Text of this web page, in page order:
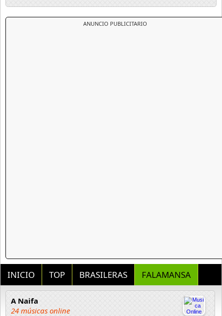
ANUNCIO PUBLICITARIO
INICIO TOP BRASILERAS FALAMANSA
A Naifa
24 músicas online